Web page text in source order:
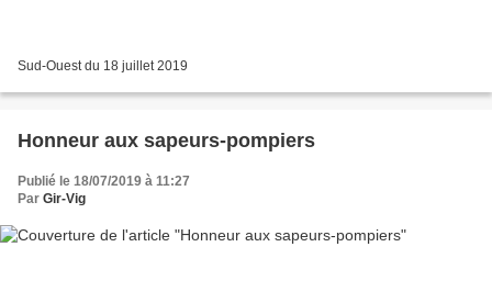
Sud-Ouest du 18 juillet 2019
Honneur aux sapeurs-pompiers
Publié le 18/07/2019 à 11:27
Par Gir-Vig